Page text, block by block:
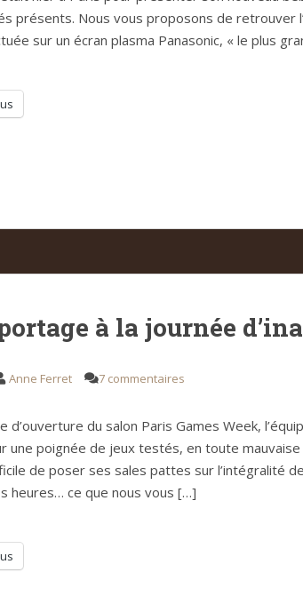
présents. Nous vous proposons de retrouver
sur un écran plasma Panasonic, « le plus
à la journée
Anne Ferret 7 commentaires
d’ouverture du salon Paris Games Week,
une poignée de jeux testés, en toute
de poser ses sales pattes sur l’intégralité
heures… ce que nous vous […]